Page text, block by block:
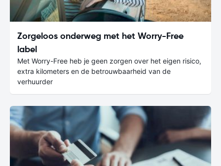
Zorgeloos onderweg met het Worry-Free
label
Met Worry-Free heb je geen zorgen over het eigen risico,
extra kilometers en de betrouwbaarheid van de
verhuurder